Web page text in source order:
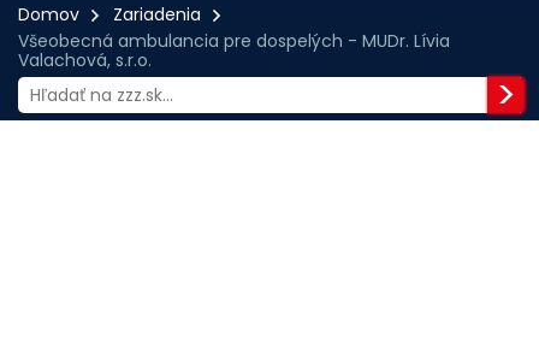
Domov
Zariadenia
Všeobecná ambulancia pre dospelých - MUDr. Lívia
Valachová, s.r.o.